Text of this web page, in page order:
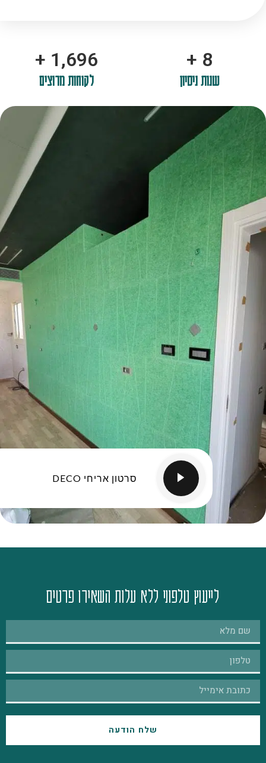
10
+
שנות ניסיון
2,100
+
לקוחות מרוצים
סרטון אריחי DECO
לייעוץ טלפוני ללא עלות השאירו פרטים
שלח הודעה